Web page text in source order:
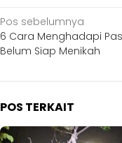
Navigasi
pos
Pos sebelumnya
6 Cara Menghadapi
Belum Siap Menikah
POS TERKAIT